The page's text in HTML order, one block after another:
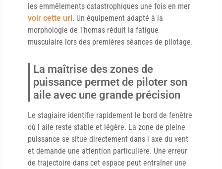
les emmêlements catastrophiques une fois en mer
voir cette url . Un équipement adapté à la
morphologie de Thomas réduit la fatigue
musculaire lors des premières séances de pilotage.
La maîtrise des zones de
puissance permet de piloter son
aile avec une grande précision
Le stagiaire identifie rapidement le bord de fenêtre
où l aile reste stable et légère. La zone de pleine
puissance se situe directement dans l axe du vent
et demande une attention particulière. Une erreur
de trajectoire dans cet espace peut entraîner une